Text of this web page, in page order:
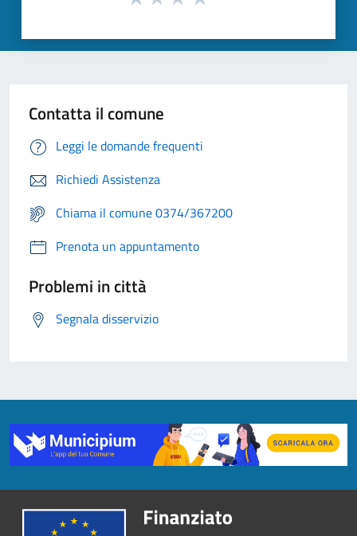
Contatta il comune
Leggi le domande frequenti
Richiedi Assistenza
Chiama il comune 0374/367200
Prenota un appuntamento
Problemi in città
Segnala disservizio